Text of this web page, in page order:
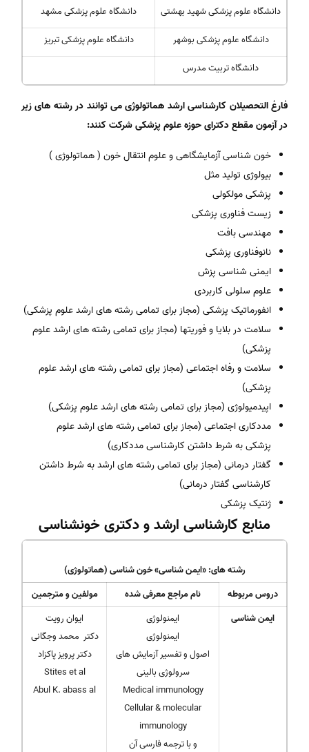
دانشگاه علوم پزشکی شهید بهشتی
دانشگاه علوم پزشکی مشهد
دانشگاه علوم پزشکی بوشهر
دانشگاه علوم پزشکی تبریز
دانشگاه تربیت مدرس
فارغ التحصیلان کارشناسی ارشد هماتولوژی می توانند در رشته های زیر
در آزمون مقطع دکترای حوزه علوم پزشکی شرکت کنند:
خون شناسی آزمایشگاهی و علوم انتقال خون ( هماتولوژی )
بیولوژی تولید مثل
پزشکی مولکولی
زیست فناوری پزشکی
مهندسی بافت
نانوفناوری پزشکی
ایمنی شناسی پزش
علوم سلولی کاربردی
انفورماتیک پزشکی (مجاز برای تمامی رشته های ارشد علوم پزشکی)
سلامت در بلایا و فوریتها (مجاز برای تمامی رشته های ارشد علوم
پزشکی)
سلامت و رفاه اجتماعی (مجاز برای تمامی رشته های ارشد علوم
پزشکی)
اپیدمیولوژی (مجاز برای تمامی رشته های ارشد علوم پزشکی)
مددکاری اجتماعی (مجاز برای تمامی رشته های ارشد علوم
پزشکی به شرط داشتن کارشناسی مددکاری)
گفتار درمانی (مجاز برای تمامی رشته های ارشد به شرط داشتن
کارشناسی گفتار درمانی)
ژنتیک پزشکی
منابع کارشناسی ارشد و دکتری خونشناسی
رشته های: «ایمن شناسی» خون شناسی (هماتولوژی)
دروس مربوطه
نام مراجع معرفی شده
مولفین و مترجمین
ایمن شناسی
ایمنولوژی
ایمنولوژی
اصول و تفسیر آزمایش های
سرولوژی بالینی
Medical immunology
Cellular & molecular
immunology
و با ترجمه فارسی آن
ایوان رویت
دکتر محمد وجگانی
دکتر پرویز پاکزاد
Stites et al
Abul K. abass al